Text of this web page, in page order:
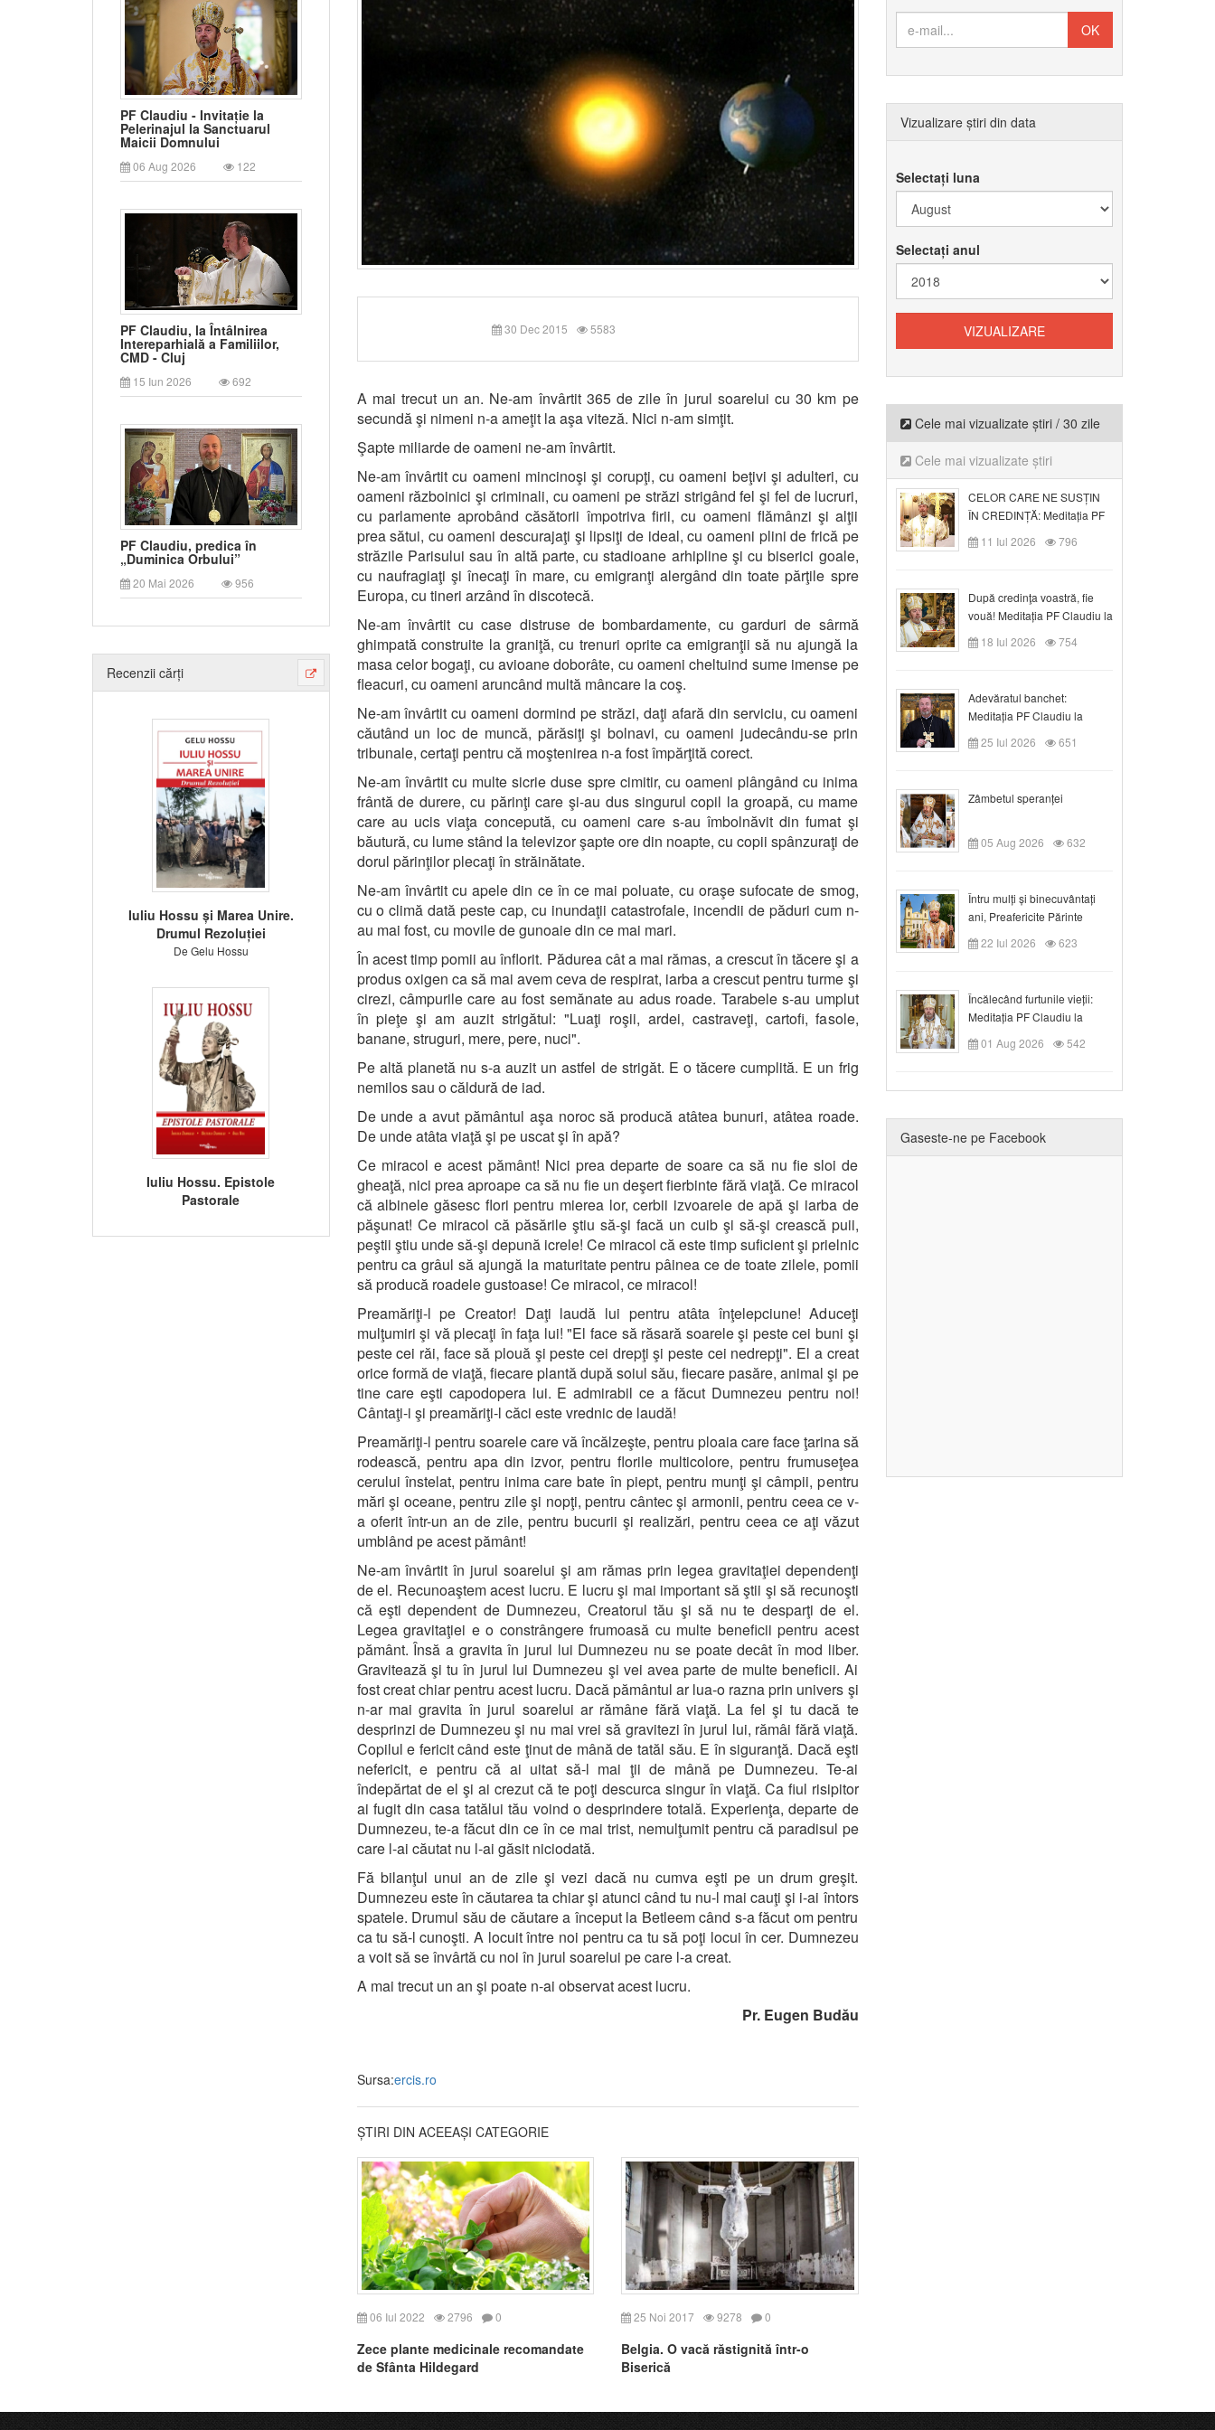
PF Claudiu - Invitație la
Pelerinajul la Sanctuarul
Maicii Domnului
06 Aug 2026 122
PF Claudiu, la Întâlnirea
Intereparhială a Familiilor,
CMD - Cluj
15 Iun 2026 692
PF Claudiu, predica în
„Duminica Orbului”
20 Mai 2026 956
Recenzii cărți
Iuliu Hossu și Marea Unire.
Drumul Rezoluției
De Gelu Hossu
Iuliu Hossu. Epistole
Pastorale
30 Dec 2015 5583
A mai trecut un an. Ne-am învârtit 365 de zile în jurul soarelui cu 30 km pe
secundă şi nimeni n-a ameţit la aşa viteză. Nici n-am simţit.
Şapte miliarde de oameni ne-am învârtit.
Ne-am învârtit cu oameni mincinoşi şi corupţi, cu oameni beţivi şi adulteri, cu
oameni războinici şi criminali, cu oameni pe străzi strigând fel şi fel de lucruri,
cu parlamente aprobând căsătorii împotriva firii, cu oameni flămânzi şi alţii
prea sătui, cu oameni descurajaţi şi lipsiţi de ideal, cu oameni plini de frică pe
străzile Parisului sau în altă parte, cu stadioane arhipline şi cu biserici goale,
cu naufragiaţi şi înecaţi în mare, cu emigranţi alergând din toate părţile spre
Europa, cu tineri arzând în discotecă.
Ne-am învârtit cu case distruse de bombardamente, cu garduri de sârmă
ghimpată construite la graniţă, cu trenuri oprite ca emigranţii să nu ajungă la
masa celor bogaţi, cu avioane doborâte, cu oameni cheltuind sume imense pe
fleacuri, cu oameni aruncând multă mâncare la coş.
Ne-am învârtit cu oameni dormind pe străzi, daţi afară din serviciu, cu oameni
căutând un loc de muncă, părăsiţi şi bolnavi, cu oameni judecându-se prin
tribunale, certaţi pentru că moştenirea n-a fost împărţită corect.
Ne-am învârtit cu multe sicrie duse spre cimitir, cu oameni plângând cu inima
frântă de durere, cu părinţi care şi-au dus singurul copil la groapă, cu mame
care au ucis viaţa concepută, cu oameni care s-au îmbolnăvit din fumat şi
băutură, cu lume stând la televizor şapte ore din noapte, cu copii spânzuraţi de
dorul părinţilor plecaţi în străinătate.
Ne-am învârtit cu apele din ce în ce mai poluate, cu oraşe sufocate de smog,
cu o climă dată peste cap, cu inundaţii catastrofale, incendii de păduri cum n-
au mai fost, cu movile de gunoaie din ce mai mari.
În acest timp pomii au înflorit. Pădurea cât a mai rămas, a crescut în tăcere şi a
produs oxigen ca să mai avem ceva de respirat, iarba a crescut pentru turme şi
cirezi, câmpurile care au fost semănate au adus roade. Tarabele s-au umplut
în pieţe şi am auzit strigătul: "Luaţi roşii, ardei, castraveţi, cartofi, fasole,
banane, struguri, mere, pere, nuci".
Pe altă planetă nu s-a auzit un astfel de strigăt. E o tăcere cumplită. E un frig
nemilos sau o căldură de iad.
De unde a avut pământul aşa noroc să producă atâtea bunuri, atâtea roade.
De unde atâta viaţă şi pe uscat şi în apă?
Ce miracol e acest pământ! Nici prea departe de soare ca să nu fie sloi de
gheaţă, nici prea aproape ca să nu fie un deşert fierbinte fără viaţă. Ce miracol
că albinele găsesc flori pentru mierea lor, cerbii izvoarele de apă şi iarba de
păşunat! Ce miracol că păsările ştiu să-şi facă un cuib şi să-şi crească puii,
peştii ştiu unde să-şi depună icrele! Ce miracol că este timp suficient şi prielnic
pentru ca grâul să ajungă la maturitate pentru pâinea ce de toate zilele, pomii
să producă roadele gustoase! Ce miracol, ce miracol!
Preamăriţi-l pe Creator! Daţi laudă lui pentru atâta înţelepciune! Aduceţi
mulţumiri şi vă plecaţi în faţa lui! "El face să răsară soarele şi peste cei buni şi
peste cei răi, face să plouă şi peste cei drepţi şi peste cei nedrepţi". El a creat
orice formă de viaţă, fiecare plantă după soiul său, fiecare pasăre, animal şi pe
tine care eşti capodopera lui. E admirabil ce a făcut Dumnezeu pentru noi!
Cântaţi-i şi preamăriţi-l căci este vrednic de laudă!
Preamăriţi-l pentru soarele care vă încălzeşte, pentru ploaia care face ţarina să
rodească, pentru apa din izvor, pentru florile multicolore, pentru frumuseţea
cerului înstelat, pentru inima care bate în piept, pentru munţi şi câmpii, pentru
mări şi oceane, pentru zile şi nopţi, pentru cântec şi armonii, pentru ceea ce v-
a oferit într-un an de zile, pentru bucurii şi realizări, pentru ceea ce aţi văzut
umblând pe acest pământ!
Ne-am învârtit în jurul soarelui şi am rămas prin legea gravitaţiei dependenţi
de el. Recunoaştem acest lucru. E lucru şi mai important să ştii şi să recunoşti
că eşti dependent de Dumnezeu, Creatorul tău şi să nu te desparţi de el.
Legea gravitaţiei e o constrângere frumoasă cu multe beneficii pentru acest
pământ. Însă a gravita în jurul lui Dumnezeu nu se poate decât în mod liber.
Gravitează şi tu în jurul lui Dumnezeu şi vei avea parte de multe beneficii. Ai
fost creat chiar pentru acest lucru. Dacă pământul ar lua-o razna prin univers şi
n-ar mai gravita în jurul soarelui ar rămâne fără viaţă. La fel şi tu dacă te
desprinzi de Dumnezeu şi nu mai vrei să gravitezi în jurul lui, rămâi fără viaţă.
Copilul e fericit când este ţinut de mână de tatăl său. E în siguranţă. Dacă eşti
nefericit, e pentru că ai uitat să-l mai ţii de mână pe Dumnezeu. Te-ai
îndepărtat de el şi ai crezut că te poţi descurca singur în viaţă. Ca fiul risipitor
ai fugit din casa tatălui tău voind o desprindere totală. Experienţa, departe de
Dumnezeu, te-a făcut din ce în ce mai trist, nemulţumit pentru că paradisul pe
care l-ai căutat nu l-ai găsit niciodată.
Fă bilanţul unui an de zile şi vezi dacă nu cumva eşti pe un drum greşit.
Dumnezeu este în căutarea ta chiar şi atunci când tu nu-l mai cauţi şi i-ai întors
spatele. Drumul său de căutare a început la Betleem când s-a făcut om pentru
ca tu să-l cunoşti. A locuit între noi pentru ca tu să poţi locui în cer. Dumnezeu
a voit să se învârtă cu noi în jurul soarelui pe care l-a creat.
A mai trecut un an şi poate n-ai observat acest lucru.
Pr. Eugen Budău
Sursa:ercis.ro
ȘTIRI DIN ACEEAȘI CATEGORIE
06 Iul 2022 2796 0
Zece plante medicinale recomandate
de Sfânta Hildegard
25 Noi 2017 9278 0
Belgia. O vacă răstignită într-o
Biserică
Vizualizare știri din data
Selectați luna
Selectați anul
Cele mai vizualizate știri / 30 zile
Cele mai vizualizate știri
CELOR CARE NE SUSȚIN
ÎN CREDINȚĂ: Meditația PF
Claudiu la Duminica a VI-a
după Rusalii
11 Iul 2026 796
După credinţa voastră, fie
vouă! Meditația PF Claudiu la
duminica a VII-a după Rusalii
18 Iul 2026 754
Adevăratul banchet:
Meditația PF Claudiu la
Duminica a VIII-a după
Rusalii
25 Iul 2026 651
Zâmbetul speranței
05 Aug 2026 632
Întru mulți și binecuvântați
ani, Preafericite Părinte
Claudiu!
22 Iul 2026 623
Încălecând furtunile vieții:
Meditația PF Claudiu la
Duminica a IX-a după Rusalii
01 Aug 2026 542
Gaseste-ne pe Facebook